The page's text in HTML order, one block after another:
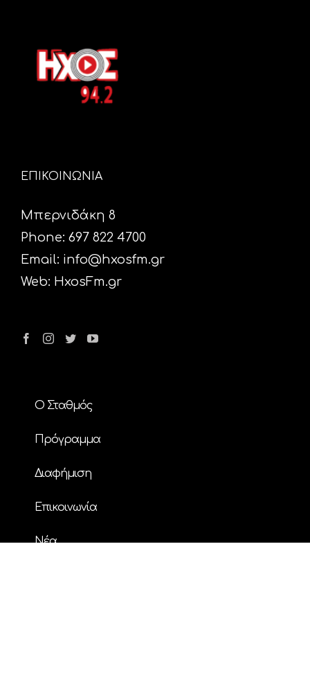
ΕΠΙΚΟΙΝΩΝΙΑ
Μπερνιδάκη 8
Phone: 697 822 4700
Email: info@hxosfm.gr
Web: HxosFm.gr
Ο Σταθμός
Πρόγραμμα
Διαφήμιση
Επικοινωνία
Nέα